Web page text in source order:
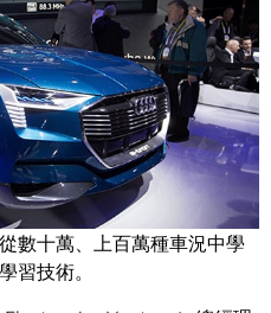
展中對媒體表示，機器學習
數十萬、上百萬種車況中學
習技術。